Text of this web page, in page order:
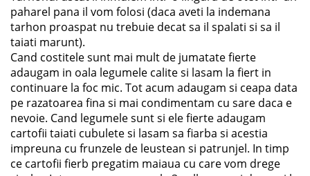
paharel pana il vom folosi (daca aveti la indemana
tarhon proaspat nu trebuie decat sa il spalati si sa il
taiati marunt).
Cand costitele sunt mai mult de jumatate fierte
adaugam in oala legumele calite si lasam la fiert in
continuare la foc mic. Tot acum adaugam si ceapa data
pe razatoarea fina si mai condimentam cu sare daca e
nevoie. Cand legumele sunt si ele fierte adaugam
cartofii taiati cubulete si lasam sa fiarba si acestia
impreuna cu frunzele de leustean si patrunjel. In timp
ce cartofii fierb pregatim maiaua cu care vom drege